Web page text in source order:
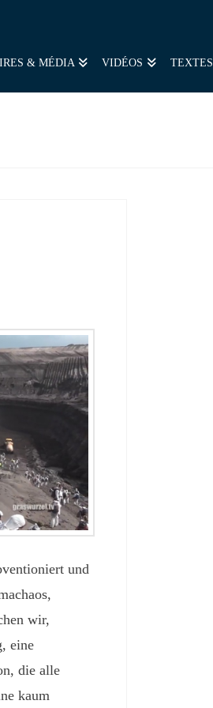
& MÉDIA VIDÉOS TEXTES
und
wir,
eine
die alle
kaum